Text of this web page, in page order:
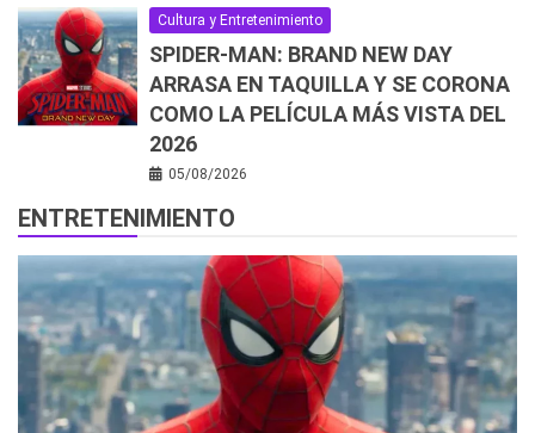
Cultura y Entretenimiento
SPIDER-MAN: BRAND NEW DAY
ARRASA EN TAQUILLA Y SE CORONA
COMO LA PELÍCULA MÁS VISTA DEL
2026
05/08/2026
ENTRETENIMIENTO